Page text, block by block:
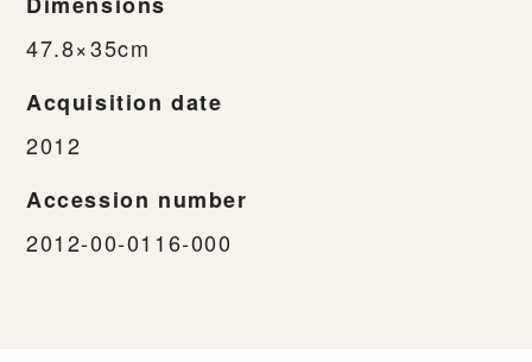
47.8×35cm
Acquisition date
2012
Accession number
2012-00-0116-000